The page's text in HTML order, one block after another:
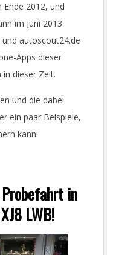
2012, und
im Juni 2013
autoscout24.de
Apps dieser
dieser Zeit.
und die dabei
ein paar Beispiele,
kann:
in
LWB!